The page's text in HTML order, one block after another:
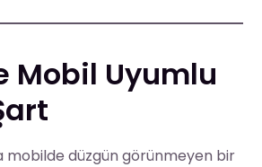
Mobil Uyumlu
mobilde düzgün görünmeyen bir